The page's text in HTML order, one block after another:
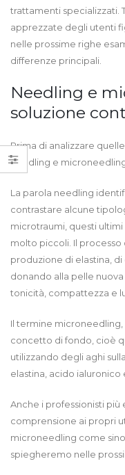
trattamenti specializzati.
apprezzate degli utenti
nelle prossime righe
differenze principali.
Needling e
soluzione
Prima di analizzare
needling e
La parola needling
contrastare alcune
microtraumi, questi
molto piccoli. Il
produzione di elastina,
donando alla pelle
tonicità, compattezza e
Il termine
concetto di fondo, cioè
utilizzando degli aghi
elastina, acido ialuronico
Anche i professionisti
comprensione ai propri
microneedling come
spiegheremo nelle